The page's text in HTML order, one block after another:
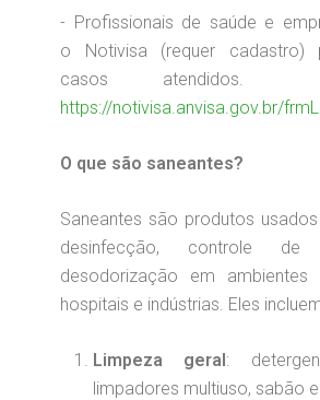
- Profissionais de saúde e
o Notivisa (requer cadastro)
casos atendidos.
https://notivisa.anvisa.gov.br/
O que são saneantes?
Saneantes são produtos
desinfecção, controle
desodorização em ambientes
hospitais e indústrias. Eles
Limpeza geral:
limpadores multiuso, sabão